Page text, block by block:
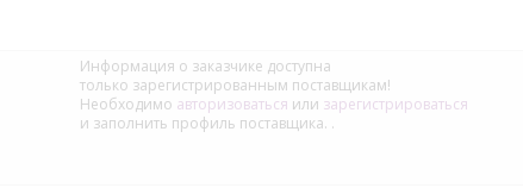
Информация о заказчике доступна
только зарегистрированным поставщикам!
Необходимо авторизоваться или зарегистрироваться
и заполнить профиль поставщика. .